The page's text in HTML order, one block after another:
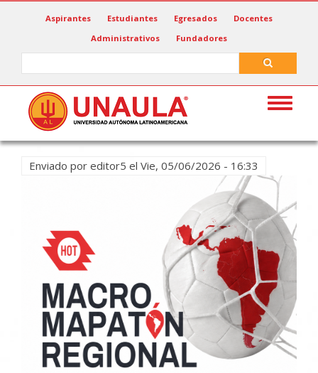
Aspirantes Estudiantes Egresados
Docentes
Administrativos
Fundadores
Toggle
Enviado por editor5 el Vie, 05/06/2026 - 16:33